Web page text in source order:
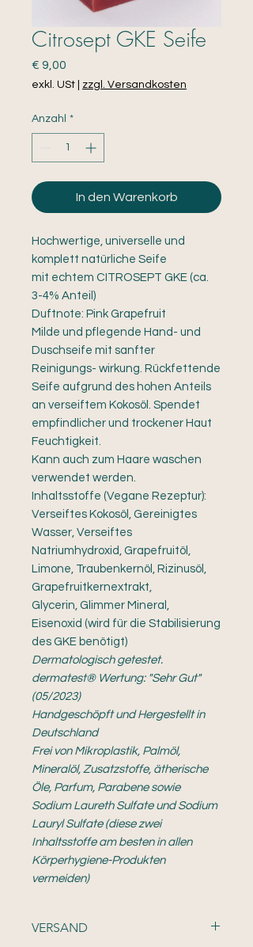
Citrosept GKE Seife
€ 9,00
exkl. USt zzgl. Versandkosten
Anzahl *
In den Warenkorb
Hochwertige, universelle und
komplett natürliche Seife
mit echtem CITROSEPT GKE (ca.
3-4% Anteil)
Duftnote: Pink Grapefruit
Milde und pflegende Hand- und
Duschseife mit sanfter
Reinigungs- wirkung. Rückfettende
Seife aufgrund des hohen Anteils
an verseiftem Kokosöl. Spendet
empfindlicher und trockener Haut
Feuchtigkeit.
Kann auch zum Haare waschen
verwendet werden.
Inhaltsstoffe (Vegane Rezeptur):
Verseiftes Kokosöl, Gereinigtes
Wasser, Verseiftes
Natriumhydroxid, Grapefruitöl,
Limone, Traubenkernöl, Rizinusöl,
Grapefruitkernextrakt,
Glycerin, Glimmer Mineral,
Eisenoxid (wird für die Stabilisierung
des GKE benötigt)
Dermatologisch getestet.
dermatest® Wertung: "Sehr Gut"
(05/2023)
Handgeschöpft und Hergestellt in
Deutschland
Frei von Mikroplastik, Palmöl,
Mineralöl, Zusatzstoffe, ätherische
Öle, Parfum, Parabene sowie
Sodium Laureth Sulfate und Sodium
Lauryl Sulfate (diese zwei
Inhaltsstoffe am besten in allen
Körperhygiene-Produkten
vermeiden)
VERSAND